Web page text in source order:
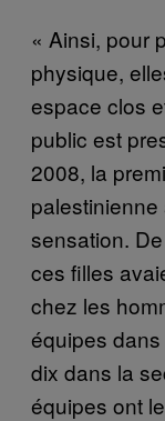
« Ainsi, pour
physique,
espace clos
public est
2008, la
sensation.
ces filles
chez les
équipes
dix dans la
équipes ont